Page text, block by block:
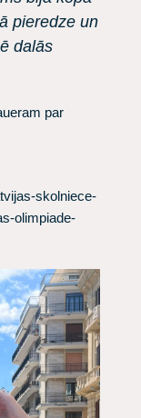
pieredze un
dalās
par
skolniece-
olimpiade-